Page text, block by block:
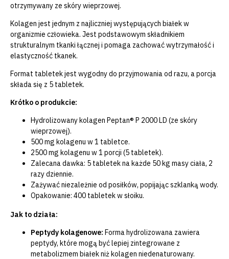
otrzymywany ze skóry wieprzowej.
Kolagen jest jednym z najliczniej występujących białek w
organizmie człowieka. Jest podstawowym składnikiem
strukturalnym tkanki łącznej i pomaga zachować wytrzymałość i
elastyczność tkanek.
Format tabletek jest wygodny do przyjmowania od razu, a porcja
składa się z 5 tabletek.
Krótko o produkcie:
Hydrolizowany kolagen Peptan® P 2000 LD (ze skóry
wieprzowej).
500 mg kolagenu w 1 tabletce.
2500 mg kolagenu w 1 porcji (5 tabletek).
Zalecana dawka: 5 tabletek na każde 50 kg masy ciała, 2
razy dziennie.
Zażywać niezależnie od posiłków, popijając szklanką wody.
Opakowanie: 400 tabletek w słoiku.
Jak to działa:
Peptydy kolagenowe: Forma hydrolizowana zawiera
peptydy, które mogą być lepiej zintegrowane z
metabolizmem białek niż kolagen niedenaturowany.